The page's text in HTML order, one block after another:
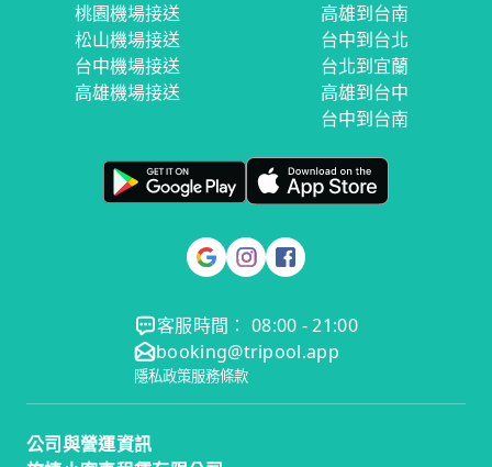
桃園機場接送
松山機場接送
台中機場接送
高雄機場接送
高雄到台南
台中到台北
台北到宜蘭
高雄到台中
台中到台南
客服時間： 08:00 - 21:00
booking@tripool.app
隱私政策服務條款
公司與營運資訊